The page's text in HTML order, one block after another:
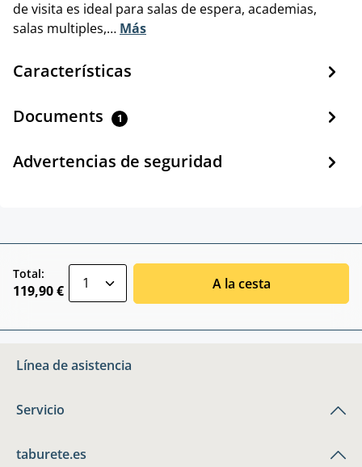
de visita es ideal para salas de espera, academias,
salas multiples,… Más
Características
Documents 1
Advertencias de seguridad
Total:
119,90 € A la cesta
Línea de asistencia
Servicio
taburete.es